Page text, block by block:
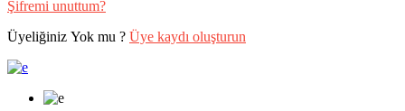
Şifremi unuttum?
Üyeliğiniz Yok mu ? Üye kaydı oluşturun